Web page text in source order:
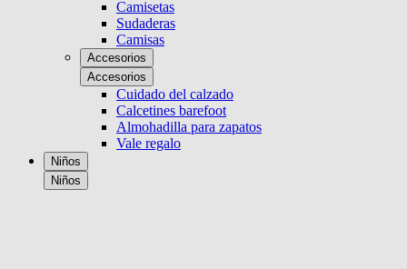
Camisetas
Sudaderas
Camisas
Accesorios
Accesorios
Cuidado del calzado
Calcetines barefoot
Almohadilla para zapatos
Vale regalo
Niños
Niños